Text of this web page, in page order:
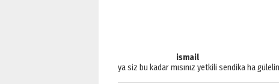
ismail
ya siz bu kadar mısınız yetkili sendika ha